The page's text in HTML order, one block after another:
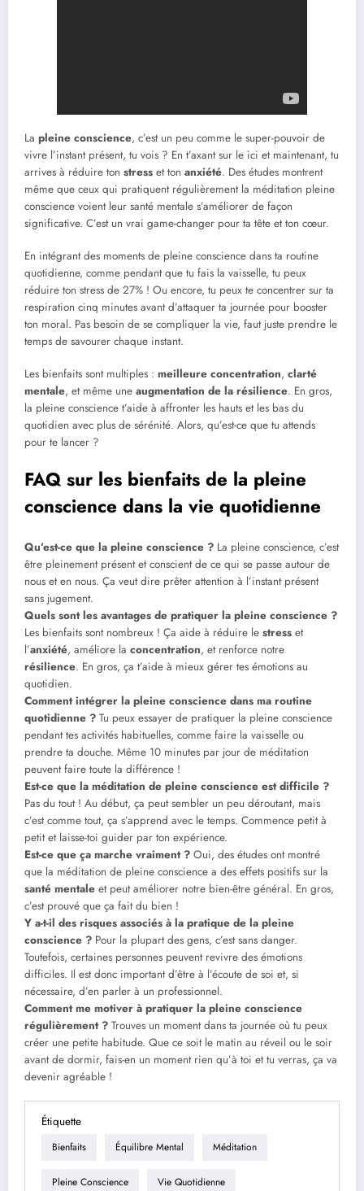
La pleine conscience, c’est un peu comme le super-pouvoir de
vivre l’instant présent, tu vois ? En t’axant sur le ici et maintenant, tu
arrives à réduire ton stress et ton anxiété. Des études montrent
même que ceux qui pratiquent régulièrement la méditation pleine
conscience voient leur santé mentale s’améliorer de façon
significative. C’est un vrai game-changer pour ta tête et ton cœur.
En intégrant des moments de pleine conscience dans ta routine
quotidienne, comme pendant que tu fais la vaisselle, tu peux
réduire ton stress de 27% ! Ou encore, tu peux te concentrer sur ta
respiration cinq minutes avant d’attaquer ta journée pour booster
ton moral. Pas besoin de se compliquer la vie, faut juste prendre le
temps de savourer chaque instant.
Les bienfaits sont multiples : meilleure concentration, clarté
mentale, et même une augmentation de la résilience. En gros,
la pleine conscience t’aide à affronter les hauts et les bas du
quotidien avec plus de sérénité. Alors, qu’est-ce que tu attends
pour te lancer ?
FAQ sur les bienfaits de la pleine
conscience dans la vie quotidienne
Qu’est-ce que la pleine conscience ? La pleine conscience, c’est
être pleinement présent et conscient de ce qui se passe autour de
nous et en nous. Ça veut dire prêter attention à l’instant présent
sans jugement.
Quels sont les avantages de pratiquer la pleine conscience ?
Les bienfaits sont nombreux ! Ça aide à réduire le stress et
l’anxiété, améliore la concentration, et renforce notre
résilience. En gros, ça t’aide à mieux gérer tes émotions au
quotidien.
Comment intégrer la pleine conscience dans ma routine
quotidienne ? Tu peux essayer de pratiquer la pleine conscience
pendant tes activités habituelles, comme faire la vaisselle ou
prendre ta douche. Même 10 minutes par jour de méditation
peuvent faire toute la différence !
Est-ce que la méditation de pleine conscience est difficile ?
Pas du tout ! Au début, ça peut sembler un peu déroutant, mais
c’est comme tout, ça s’apprend avec le temps. Commence petit à
petit et laisse-toi guider par ton expérience.
Est-ce que ça marche vraiment ? Oui, des études ont montré
que la méditation de pleine conscience a des effets positifs sur la
santé mentale et peut améliorer notre bien-être général. En gros,
c’est prouvé que ça fait du bien !
Y a-t-il des risques associés à la pratique de la pleine
conscience ? Pour la plupart des gens, c’est sans danger.
Toutefois, certaines personnes peuvent revivre des émotions
difficiles. Il est donc important d’être à l’écoute de soi et, si
nécessaire, d’en parler à un professionnel.
Comment me motiver à pratiquer la pleine conscience
régulièrement ? Trouves un moment dans ta journée où tu peux
créer une petite habitude. Que ce soit le matin au réveil ou le soir
avant de dormir, fais-en un moment rien qu’à toi et tu verras, ça va
devenir agréable !
Étiquette
Bienfaits Équilibre Mental Méditation
Pleine Conscience Vie Quotidienne